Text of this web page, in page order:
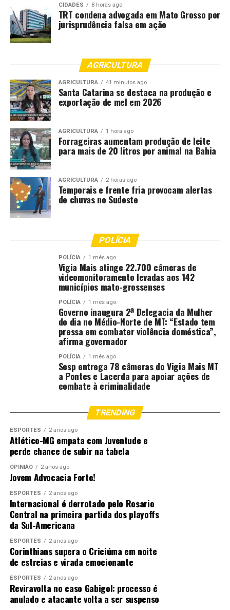
CIDADES 8 horas ago
TRT condena advogada em Mato Grosso por
jurisprudência falsa em ação
AGRICULTURA
AGRICULTURA 41 minutos ago
Santa Catarina se destaca na produção e
exportação de mel em 2026
AGRICULTURA 1 hora ago
Forrageiras aumentam produção de leite
para mais de 20 litros por animal na Bahia
AGRICULTURA 2 horas ago
Temporais e frente fria provocam alertas
de chuvas no Sudeste
POLÍCIA
POLÍCIA 1 mês ago
Vigia Mais atinge 22.700 câmeras de
videomonitoramento levadas aos 142
municípios mato-grossenses
POLÍCIA 1 mês ago
Governo inaugura 2ª Delegacia da Mulher
do dia no Médio-Norte de MT: “Estado tem
pressa em combater violência doméstica”,
afirma governador
POLÍCIA 1 mês ago
Sesp entrega 78 câmeras do Vigia Mais MT
a Pontes e Lacerda para apoiar ações de
combate à criminalidade
TRENDING
ESPORTES 2 anos ago
Atlético-MG empata com Juventude e
perde chance de subir na tabela
OPINIÃO 2 anos ago
Jovem Advocacia Forte!
ESPORTES 2 anos ago
Internacional é derrotado pelo Rosario
Central na primeira partida dos playoffs
da Sul-Americana
ESPORTES 2 anos ago
Corinthians supera o Criciúma em noite
de estreias e virada emocionante
ESPORTES 2 anos ago
Reviravolta no caso Gabigol: processo é
anulado e atacante volta a ser suspenso